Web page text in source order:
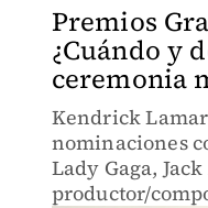
Premios
¿Cuándo y
ceremonia
Kendrick
nominaciones
Lady Gaga,
productor/